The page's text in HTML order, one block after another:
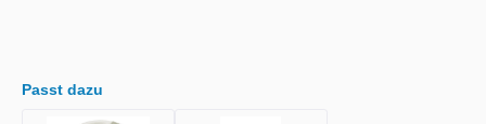
Passt dazu